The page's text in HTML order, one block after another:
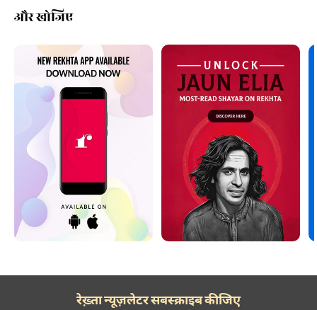
और खोजिए
रेख़्ता न्यूज़लेटर सबस्क्राइब कीजिए